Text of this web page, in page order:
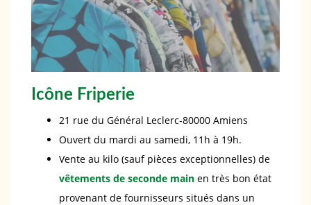
Icône Friperie
21 rue du Général Leclerc-80000 Amiens
Ouvert du mardi au samedi, 11h à 19h.
Vente au kilo (sauf pièces exceptionnelles) de
vêtements de seconde main en très bon état
provenant de fournisseurs situés dans un